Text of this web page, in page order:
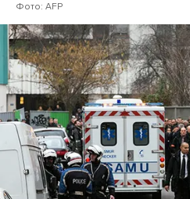
Фото: AFP